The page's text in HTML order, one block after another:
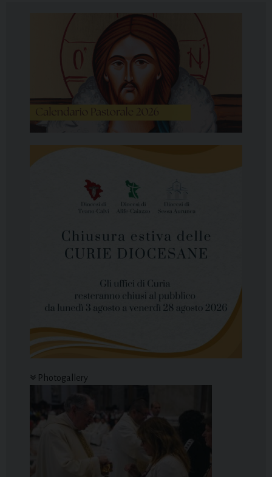
Photogallery